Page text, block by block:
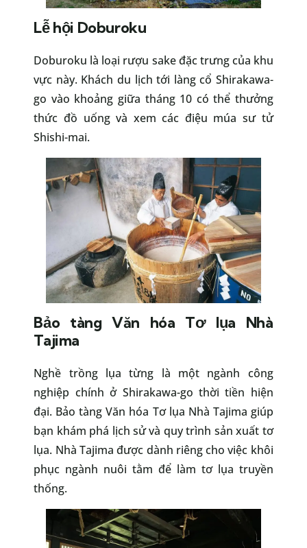
Lễ hội Doburoku
Doburoku là loại rượu sake đặc trưng của khu
vực này. Khách du lịch tới làng cổ Shirakawa-
go vào khoảng giữa tháng 10 có thể thưởng
thức đồ uống và xem các điệu múa sư tử
Shishi-mai.
Bảo tàng Văn hóa Tơ lụa Nhà
Tajima
Nghề trồng lụa từng là một ngành công
nghiệp chính ở Shirakawa-go thời tiền hiện
đại. Bảo tàng Văn hóa Tơ lụa Nhà Tajima giúp
bạn khám phá lịch sử và quy trình sản xuất tơ
lụa. Nhà Tajima được dành riêng cho việc khôi
phục ngành nuôi tằm để làm tơ lụa truyền
thống.